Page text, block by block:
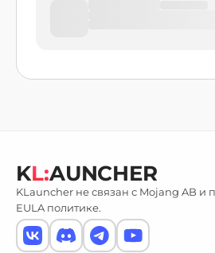
KL:AUNCHER
KLauncher не связан с Mojang AB и
EULA политике.